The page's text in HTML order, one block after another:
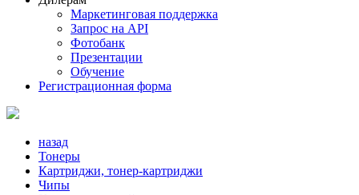
Маркетинговая поддержка
Запрос на API
Фотобанк
Презентации
Обучение
Регистрационная форма
назад
Тонеры
Картриджи, тонер-картриджи
Чипы